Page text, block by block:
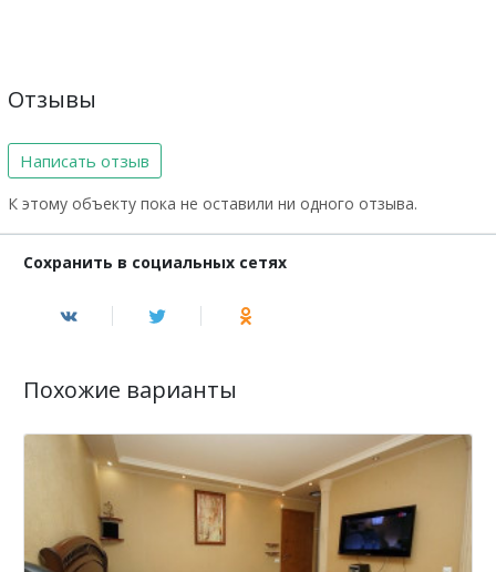
Отзывы
Написать отзыв
К этому объекту пока не оставили ни одного отзыва.
Сохранить в социальных сетях
Похожие варианты